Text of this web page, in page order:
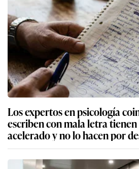
Los expertos en psicología
escriben con mala letra
acelerado y no lo hacen por